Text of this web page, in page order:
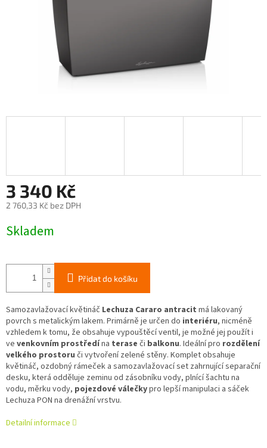
3 340 Kč
2 760,33 Kč bez DPH
cena:
Skladem
Přidat do košíku
Samozavlažovací květináč Lechuza Cararo antracit má lakovaný
povrch s metalickým lakem. Primárně je určen do interiéru, nicméně
vzhledem k tomu, že obsahuje vypouštěcí ventil, je možné jej použít i
ve venkovním prostředína terase či balkonu. Ideální pro rozdělení
velkého prostoru či vytvoření zelené stěny. Komplet obsahuje
květináč, ozdobný rámeček a samozavlažovací set zahrnující separační
desku, která odděluje zeminu od zásobníku vody, plnící šachtu na
vodu, měrku vody, pojezdové válečkypro lepší manipulaci a sáček
Lechuza PON na drenážní vrstvu.
Detailní informace